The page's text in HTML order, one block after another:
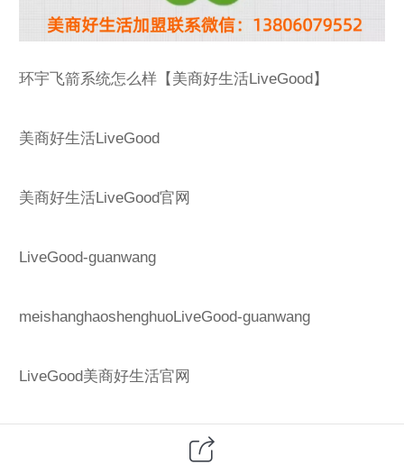
环宇飞箭系统怎么样【美商好生活LiveGood】
美商好生活LiveGood
美商好生活LiveGood官网
LiveGood-guanwang
meishanghaoshenghuoLiveGood-guanwang
LiveGood美商好生活官网
LiveGoodmeishanghaoshenghuo-guanwang